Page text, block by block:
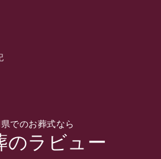
でのお葬式なら
のラビュー